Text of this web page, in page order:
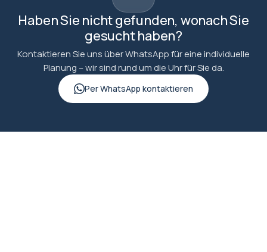
Haben Sie nicht gefunden, wonach Sie
gesucht haben?
Kontaktieren Sie uns über WhatsApp für eine individuelle
Planung – wir sind rund um die Uhr für Sie da.
Per WhatsApp kontaktieren